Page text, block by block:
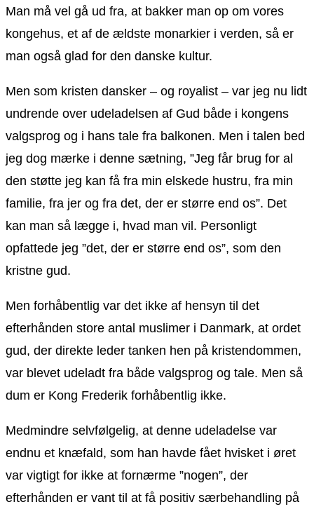
Man må vel gå ud fra, at bakker man op om vores
kongehus, et af de ældste monarkier i verden, så er
man også glad for den danske kultur.
Men som kristen dansker – og royalist – var jeg nu lidt
undrende over udeladelsen af Gud både i kongens
valgsprog og i hans tale fra balkonen. Men i talen bed
jeg dog mærke i denne sætning, ”Jeg får brug for al
den støtte jeg kan få fra min elskede hustru, fra min
familie, fra jer og fra det, der er større end os”. Det
kan man så lægge i, hvad man vil. Personligt
opfattede jeg ”det, der er større end os”, som den
kristne gud.
Men forhåbentlig var det ikke af hensyn til det
efterhånden store antal muslimer i Danmark, at ordet
gud, der direkte leder tanken hen på kristendommen,
var blevet udeladt fra både valgsprog og tale. Men så
dum er Kong Frederik forhåbentlig ikke.
Medmindre selvfølgelig, at denne udeladelse var
endnu et knæfald, som han havde fået hvisket i øret
var vigtigt for ikke at fornærme ”nogen”, der
efterhånden er vant til at få positiv særbehandling på